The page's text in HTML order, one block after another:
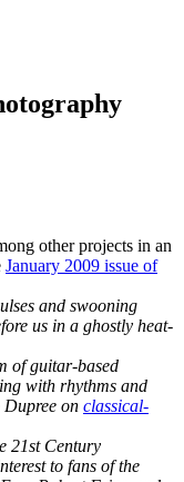
other projects in an
January 2009 issue of
and swooning
us in a ghostly heat-
of guitar-based
with rhythms and
on classical-
21st Century
to fans of the